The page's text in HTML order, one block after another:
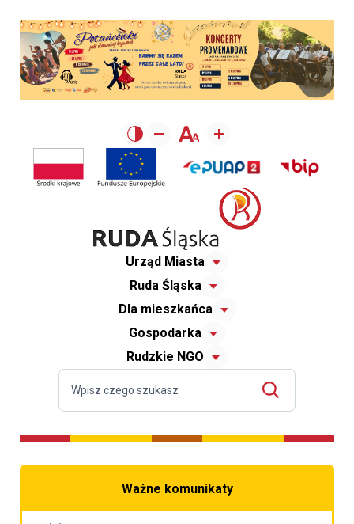
Urząd Miasta
Ruda Śląska
Dla mieszkańca
Gospodarka
Rudzkie NGO
Ważne komunikaty